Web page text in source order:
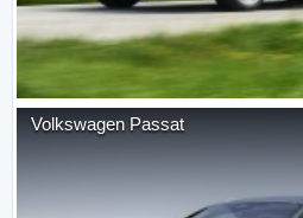
Volkswagen Passat